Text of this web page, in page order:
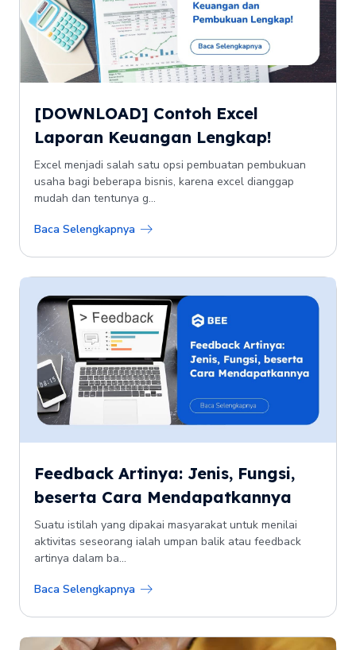
[DOWNLOAD] Contoh Excel
Laporan Keuangan Lengkap!
Excel menjadi salah satu opsi pembuatan pembukuan
usaha bagi beberapa bisnis, karena excel dianggap
mudah dan tentunya g...
Baca Selengkapnya
Feedback Artinya: Jenis, Fungsi,
beserta Cara Mendapatkannya
Suatu istilah yang dipakai masyarakat untuk menilai
aktivitas seseorang ialah umpan balik atau feedback
artinya dalam ba...
Baca Selengkapnya